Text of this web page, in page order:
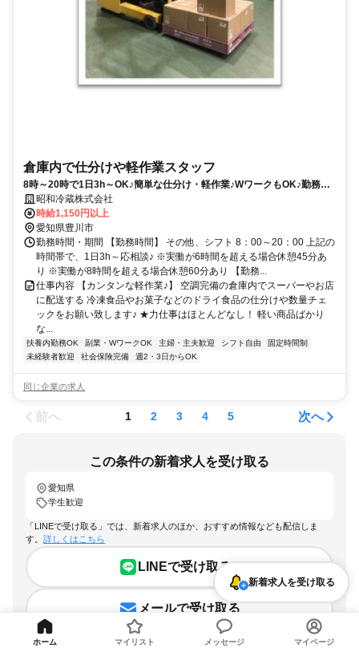
倉庫内で仕分けや軽作業スタッフ
8時～20時で1日3h～OK♪簡単な仕分け・軽作業♪WワークもOK♪勤務日
数は応相談♪
昭和冷蔵株式会社
時給1,150円以上
愛知県豊川市
勤務時間・期間 【勤務時間】 その他、シフト 8：00～20：00 上記の
時間帯で、1日3h～応相談♪ ※実働が6時間を超える場合休憩45分あ
り ※実働が8時間を超える場合休憩60分あり 【勤務...
仕事内容 【カンタンな軽作業♪】 空調完備の倉庫内でスーパーやお店
に配送する 冷凍食品やお菓子などのドライ食品の仕分けや数量チェ
ックをお願い致します♪ ★力仕事はほとんどなし！ 軽い商品ばかり
な...
扶養内勤務OK 副業・WワークOK 主婦・主夫歓迎 シフト自由
固定時間制
未経験者歓迎
社会保険完備 週2・3日からOK
同じ企業の求人
前へ 1 2 3 4 5 次へ
この条件の新着求人を受け取る
愛知県
学生歓迎
「LINEで受け取る」では、新着求人のほか、おすすめ情報なども配信しま
す。 詳しくはこちら
LINEで受け取る
メールで受け取る
新着求人を受け取る
ホーム マイリスト メッセージ マイページ